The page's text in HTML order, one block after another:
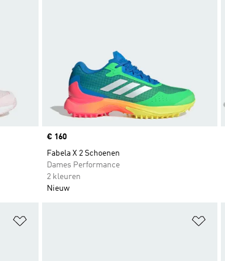
Price
€ 160
Fabela X 2 Schoenen
Dames Performance
2 kleuren
Nieuw